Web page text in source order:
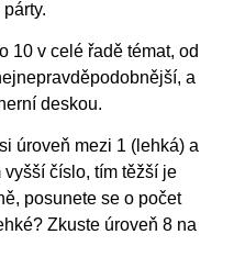
10 v celé řadě témat, od
a
deskou.
úroveň mezi 1 (lehká) a
vyšší číslo, tím těžší je
posunete se o počet
Zkuste úroveň 8 na